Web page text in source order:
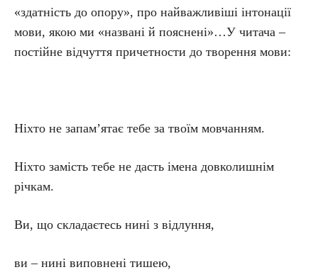
«здатність до опору», про найважливіші інтонації
мови, якою ми «названі й пояснені»…У читача –
постійне відчуття причетности до творення мови:
Ніхто не запам’ятає тебе за твоїм мовчанням.
Ніхто замість тебе не дасть імена довколишнім
річкам.
Ви, що складаєтесь нині з відлуння,
ви – нині виповнені тишею,